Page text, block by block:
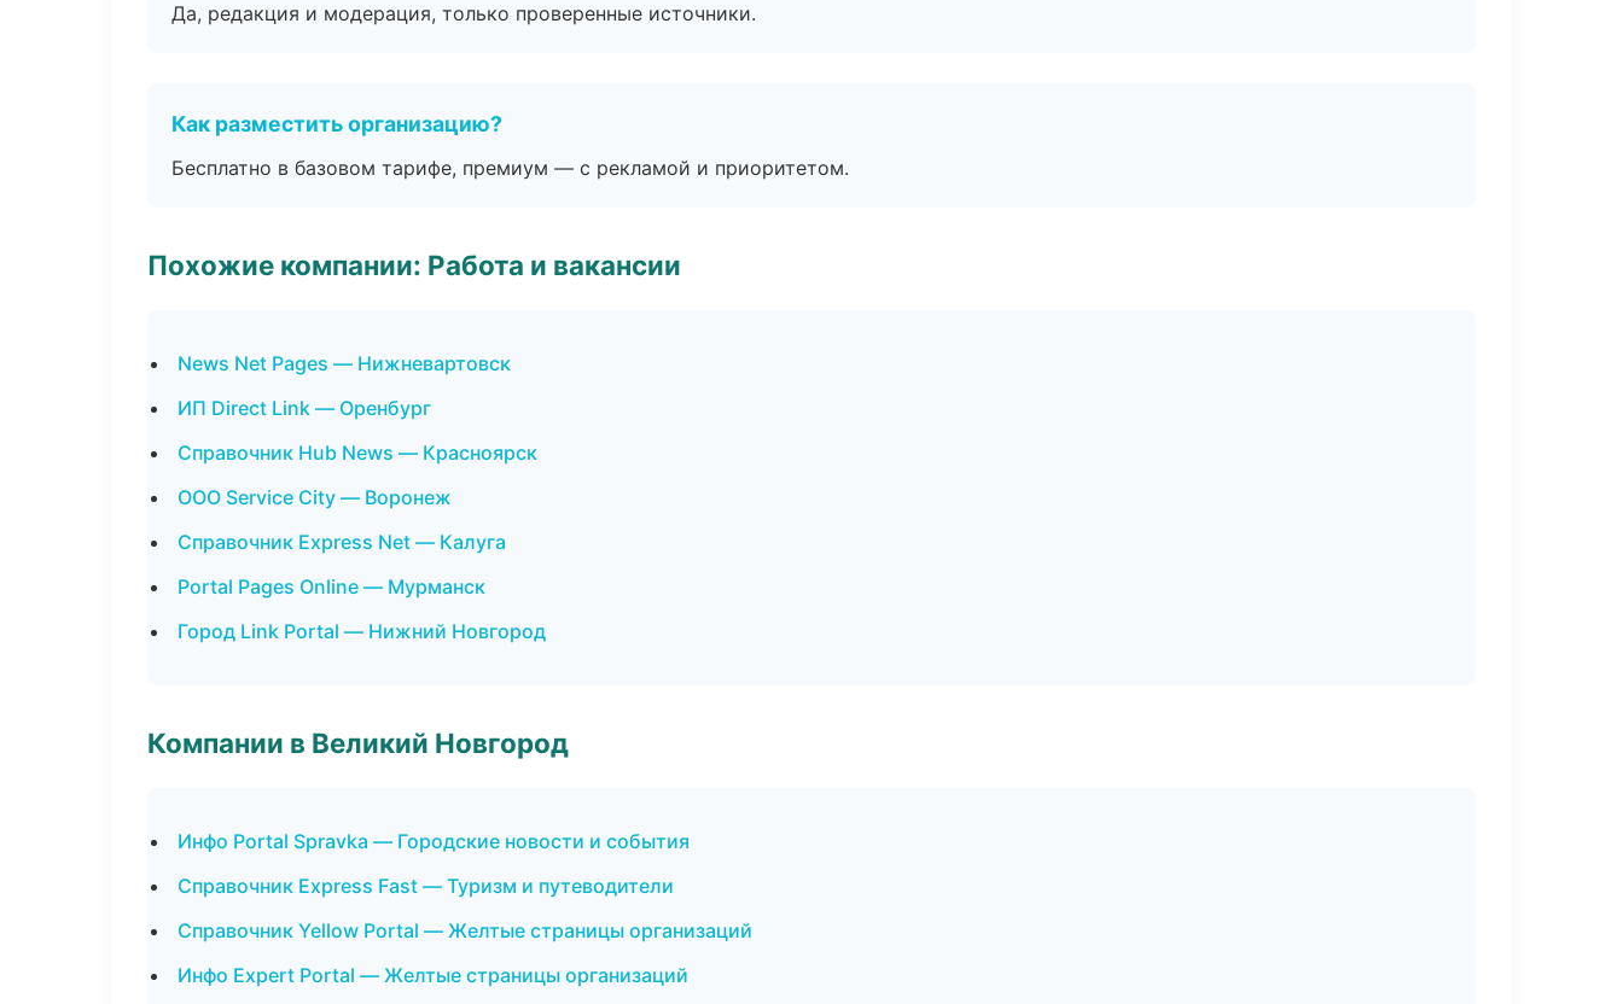
Да, редакция и модерация, только проверенные источники.
Как разместить организацию?
Бесплатно в базовом тарифе, премиум — с рекламой и приоритетом.
Похожие компании: Работа и вакансии
News Net Pages — Нижневартовск
ИП Direct Link — Оренбург
Справочник Hub News — Красноярск
ООО Service City — Воронеж
Справочник Express Net — Калуга
Portal Pages Online — Мурманск
Город Link Portal — Нижний Новгород
Компании в Великий Новгород
Инфо Portal Spravka — Городские новости и события
Справочник Express Fast — Туризм и путеводители
Справочник Yellow Portal — Желтые страницы организаций
Инфо Expert Portal — Желтые страницы организаций